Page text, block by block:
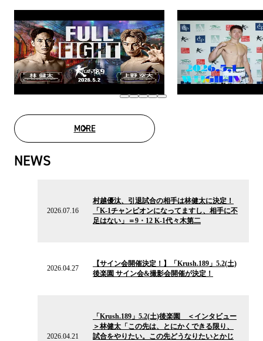
MOREMOVIE LIST
NEWS
2026.07.16
村越優汰、引退試合の相手は林健太に決定！
「K-1チャンピオンになってますし、相手に不
足はない」＝9・12 K-1代々木第二
2026.04.27
【サイン会開催決定！】「Krush.189」5.2(土)
後楽園 サイン会&撮影会開催が決定！
2026.04.21
「Krush.189」5.2(土)後楽園 ＜インタビュー
＞林健太「この先は、とにかくできる限り、
試合をやりたい。この先どうなりたいとかじ